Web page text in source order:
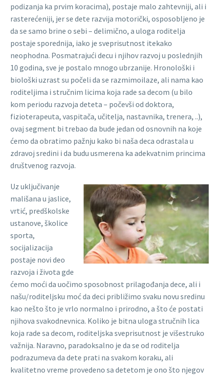
podizanja ka prvim koracima), postaje malo zahtevniji, ali i
rasterećeniji, jer se dete razvija motorički, osposobljeno je
da se samo brine o sebi – delimično, a uloga roditelja
postaje sporednija, iako je sveprisutnost itekako
neophodna. Posmatrajući decu i njihov razvoj u poslednjih
10 godina, sve je postalo mnogo ubrzanije. Hronološki i
biološki uzrast su počeli da se razmimoilaze, ali nama kao
roditeljima i stručnim licima koja rade sa decom (u bilo
kom periodu razvoja deteta – počevši od doktora,
fizioterapeuta, vaspitača, učitelja, nastavnika, trenera, ..),
ovaj segment bi trebao da bude jedan od osnovnih na koje
ćemo da obratimo pažnju kako bi naša deca odrastala u
zdravoj sredini i da budu usmerena ka adekvatnim princima
društvenog razvoja.
Uz uključivanje
mališana u jaslice,
vrtić, predškolske
ustanove, školice
sporta,
socijalizacija
postaje novi deo
razvoja i života gde
ćemo moći da uočimo sposobnost prilagođanja dece, ali i
našu/roditeljsku moć da deci približimo svaku novu sredinu
kao nešto što je vrlo normalno i prirodno, a što će postati
njihova svakodnevnica. Koliko je bitna uloga stručnih lica
koja rade sa decom, roditeljska sveprisutnost je višestruko
važnija. Naravno, paradoksalno je da se od roditelja
podrazumeva da dete prati na svakom koraku, ali
kvalitetno vreme provedeno sa detetom je ono što njegov